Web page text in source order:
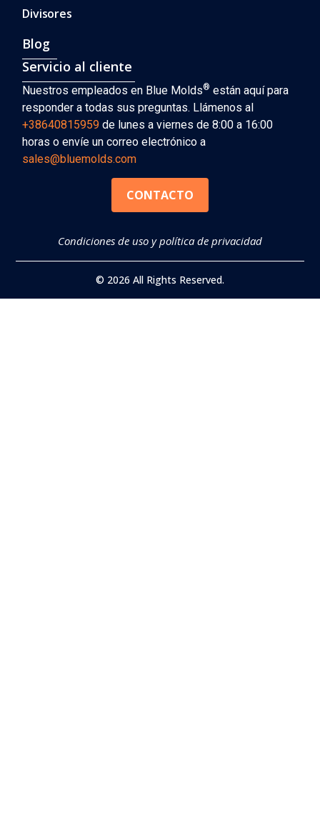
Divisores
Blog
Servicio al cliente
Nuestros empleados en Blue Molds® están aquí para
responder a todas sus preguntas. Llámenos al
+38640815959 de lunes a viernes de 8:00 a 16:00
horas o envíe un correo electrónico a
sales@bluemolds.com
CONTACTO
Condiciones de uso y política de privacidad
© 2026 All Rights Reserved.